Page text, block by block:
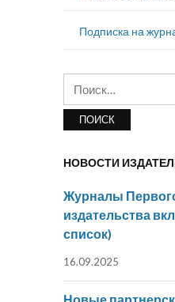
Подписка на
НОВОСТИ
Журналы
издательства
список)
16.09.2025